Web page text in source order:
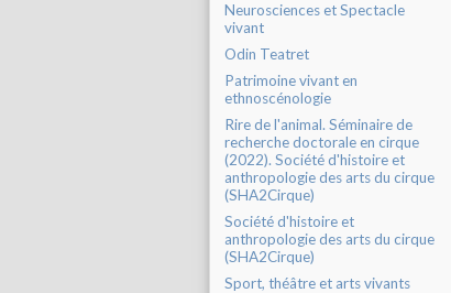
Neurosciences et Spectacle
vivant
Odin Teatret
Patrimoine vivant en
ethnoscénologie
Rire de l'animal. Séminaire de
recherche doctorale en cirque
(2022). Société d'histoire et
anthropologie des arts du cirque
(SHA2Cirque)
Société d'histoire et
anthropologie des arts du cirque
(SHA2Cirque)
Sport, théâtre et arts vivants